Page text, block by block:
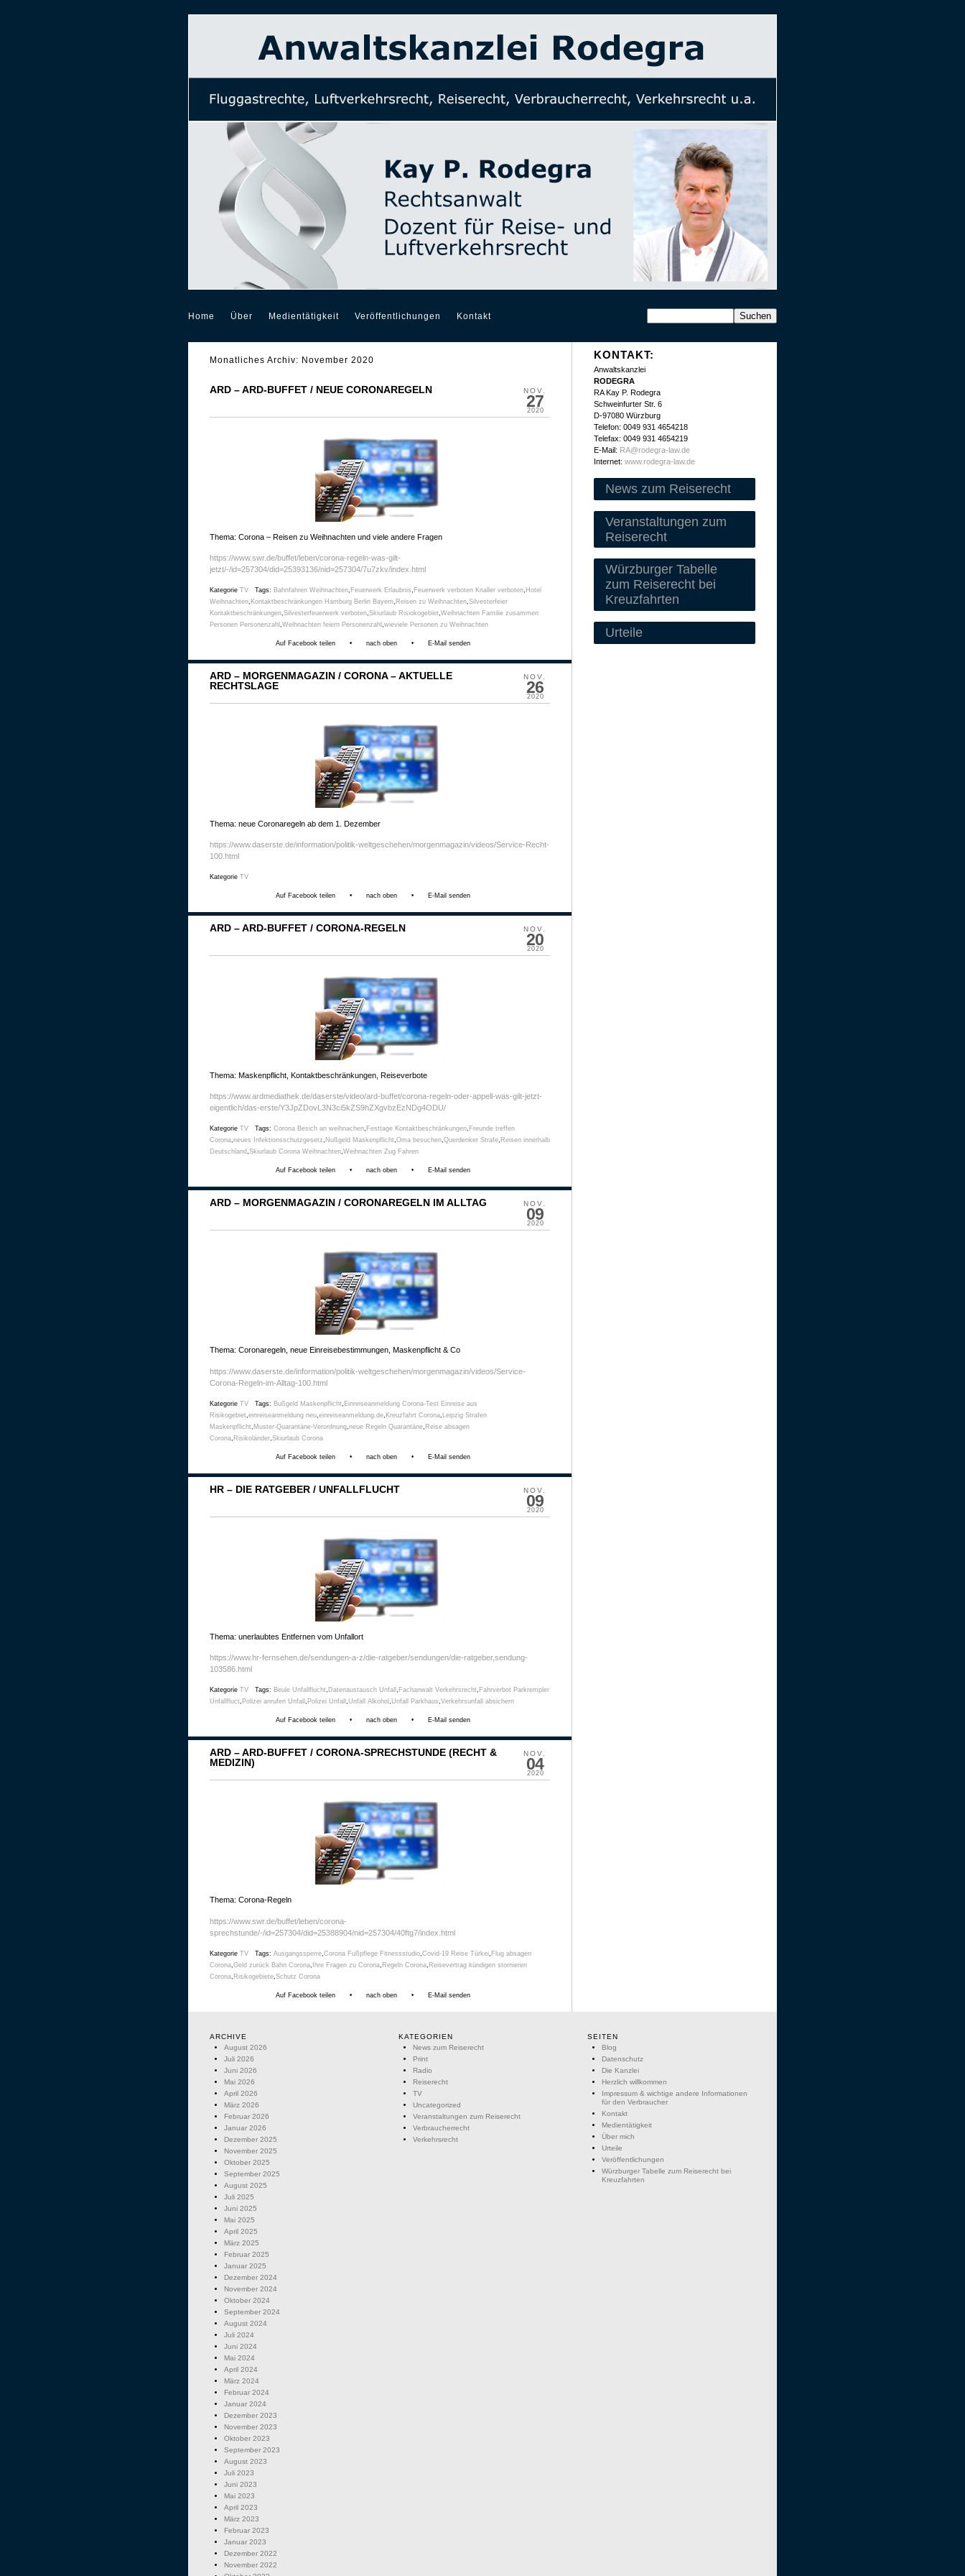
Home Über Medientätigkeit Veröffentlichungen Kontakt
Monatliches Archiv: November 2020
NOV.
27
2020
ARD – ARD-BUFFET / NEUE CORONAREGELN
Thema: Corona – Reisen zu Weihnachten und viele andere Fragen
https://www.swr.de/buffet/leben/corona-regeln-was-gilt-
jetzt/-/id=257304/did=25393136/nid=257304/7u7zkv/index.html
Kategorie TV Tags: Bahnfahren Weihnachten, Feuerwerk Erlaubnis, Feuerwerk verboten Knaller verboten, Hotel
Weihnachten, Kontaktbeschränkungen Hamburg Berlin Bayern, Reisen zu Weihnachten,Silvesterfeier
Kontaktbeschränkungen,Silvesterfeuerwerk verboten,Skiurlaub Risiokogebiet,Weihnachten Familie zusammen
Personen Personenzahl ,Weihnachten feiern Personenzahl ,wieviele Personen zu Weihnachten
Auf Facebook teilen • nach oben • E-Mail senden
NOV.
26
2020
ARD – MORGENMAGAZIN / CORONA – AKTUELLE
RECHTSLAGE
Thema: neue Coronaregeln ab dem 1. Dezember
https://www.daserste.de/information/politik-weltgeschehen/morgenmagazin/videos/Service-Recht-
100.html
Kategorie TV
Auf Facebook teilen • nach oben • E-Mail senden
NOV.
20
2020
ARD – ARD-BUFFET / CORONA-REGELN
Thema: Maskenpflicht, Kontaktbeschränkungen, Reiseverbote
https://www.ardmediathek.de/daserste/video/ard-buffet/corona-regeln-oder-appell-was-gilt-jetzt-
eigentlich/das-erste/Y3JpZDovL3N3ci5kZS9hZXgvbzEzNDg4ODU/
Kategorie TV Tags: Corona Besich an weihnachen, Festtage Kontaktbeschränkungen, Freunde treffen
Corona,neues Infektionsschutzgesetz, Nußgeld Maskenpflicht,Oma besuchen,Querdenker Strafe, Reisen innerhalb
Deutschland,Skiurlaub Corona Weihnachten,Weihnachten Zug Fahren
Auf Facebook teilen • nach oben • E-Mail senden
NOV.
09
2020
ARD – MORGENMAGAZIN / CORONAREGELN IM ALLTAG
Thema: Coronaregeln, neue Einreisebestimmungen, Maskenpflicht & Co
https://www.daserste.de/information/politik-weltgeschehen/morgenmagazin/videos/Service-
Corona-Regeln-im-Alltag-100.html
Kategorie TV Tags: Bußgeld Maskenpflicht Einreiseanmeldung Corona-Test Einreise aus
Risikogebiet einreiseanmeldung neu einreiseanmeldung.de Kreuzfahrt Corona
Leipzig Strafen
Maskenpflicht Muster-Quarantäne-Verordnung neue Regeln Quarantäne Reise absagen
Corona Risikoländer Skiurlaub Corona
Auf Facebook teilen • nach oben • E-Mail senden
NOV.
09
2020
HR – DIE RATGEBER / UNFALLFLUCHT
Thema: unerlaubtes Entfernen vom Unfallort
https://www.hr-fernsehen.de/sendungen-a-z/die-ratgeber/sendungen/die-ratgeber,sendung-
103586.html
Kategorie TV Tags: Beule Unfallflucht, Datenaustausch Unfall , Fachanwalt Verkehrsrecht, Fahrverbot Parkrempler
Unfallfluct, Polizei anrufen Unfall , Polizei Unfall ,Unfall Alkohol ,Unfall Parkhaus,Verkehrsunfall absichern
Auf Facebook teilen • nach oben • E-Mail senden
NOV.
04
2020
ARD – ARD-BUFFET / CORONA-SPRECHSTUNDE (RECHT &
MEDIZIN)
Thema: Corona-Regeln
https://www.swr.de/buffet/leben/corona-
sprechstunde/-/id=257304/did=25388904/nid=257304/40ftg7/index.html
Kategorie TV Tags: Ausgangssperre Corona Fußpflege Fitnessstudio Covid-19 Reise Türkei Flug absagen
Corona Geld zurück Bahn Corona Ihre Fragen zu Corona Regeln Corona Reisevertrag kündigen stornieren
Corona Risikogebiete Schutz Corona
Auf Facebook teilen • nach oben • E-Mail senden
KONTAKT:
Anwaltskanzlei
RODEGRA
RA Kay P. Rodegra
Schweinfurter Str. 6
D-97080 Würzburg
Telefon: 0049 931 4654218
Telefax: 0049 931 4654219
E-Mail: RA@rodegra-law.de
Internet: www.rodegra-law.de
News zum Reiserecht
Veranstaltungen zum
Reiserecht
Würzburger Tabelle
zum Reiserecht bei
Kreuzfahrten
Urteile
ARCHIVE
August 2026
Juli 2026
Juni 2026
Mai 2026
April 2026
März 2026
Februar 2026
Januar 2026
Dezember 2025
November 2025
Oktober 2025
September 2025
August 2025
Juli 2025
Juni 2025
Mai 2025
April 2025
März 2025
Februar 2025
Januar 2025
Dezember 2024
November 2024
Oktober 2024
September 2024
August 2024
Juli 2024
Juni 2024
Mai 2024
April 2024
März 2024
Februar 2024
Januar 2024
Dezember 2023
November 2023
Oktober 2023
September 2023
August 2023
Juli 2023
Juni 2023
Mai 2023
April 2023
März 2023
Februar 2023
Januar 2023
Dezember 2022
November 2022
KATEGORIEN
News zum Reiserecht
Print
Radio
Reiserecht
TV
Uncategorized
Veranstaltungen zum Reiserecht
Verbraucherrecht
Verkehrsrecht
SEITEN
Blog
Datenschutz
Die Kanzlei
Herzlich willkommen
Impressum & wichtige andere Informationen
für den Verbraucher
Kontakt
Medientätigkeit
Über mich
Urteile
Veröffentlichungen
Würzburger Tabelle zum Reiserecht bei
Kreuzfahrten